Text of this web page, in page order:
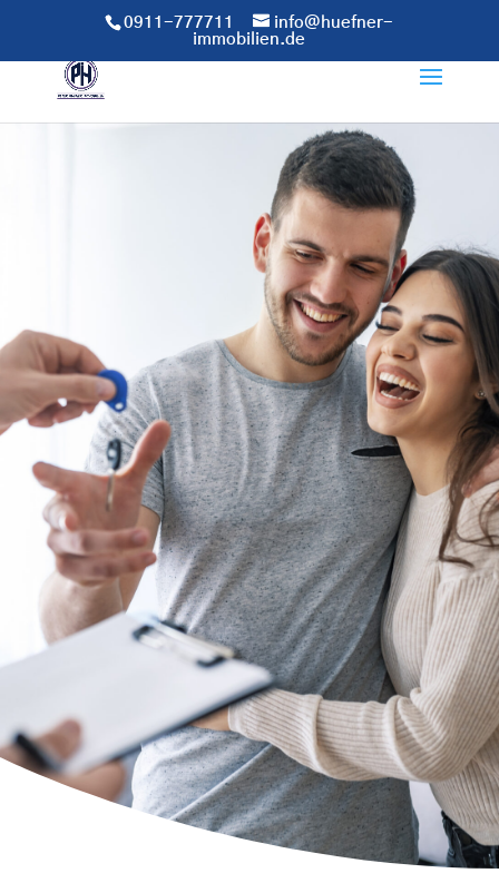
0911-777711
info@huefner-
immobilien.de